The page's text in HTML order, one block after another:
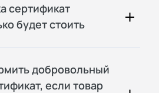
сертификат
будет стоить
добровольный
если товар